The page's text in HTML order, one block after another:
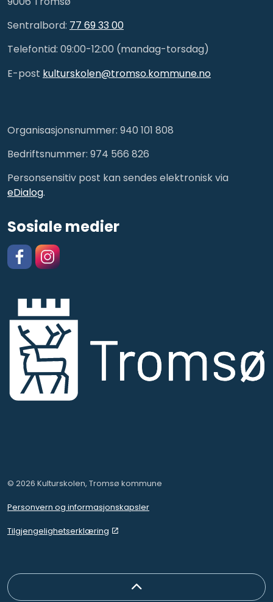
Sentralbord: 77 69 33 00
Telefontid: 09:00-12:00 (mandag-torsdag)
E-post kulturskolen@tromso.kommune.no
Organisasjonsnummer: 940 101 808
Bedriftsnummer: 974 566 826
Personsensitiv post kan sendes elektronisk via
eDialog.
Sosiale medier
© 2026 Kulturskolen, Tromsø kommune
Personvern og informasjonskapsler
Tilgjengelighetserklæring